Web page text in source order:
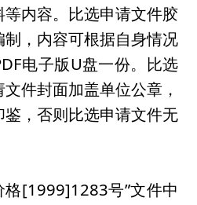
内容。比选申请文件胶
，内容可根据自身情况
电子版U盘一份。比选
件封面加盖单位公章，
，否则比选申请文件无
格[1999]1283号”文件中